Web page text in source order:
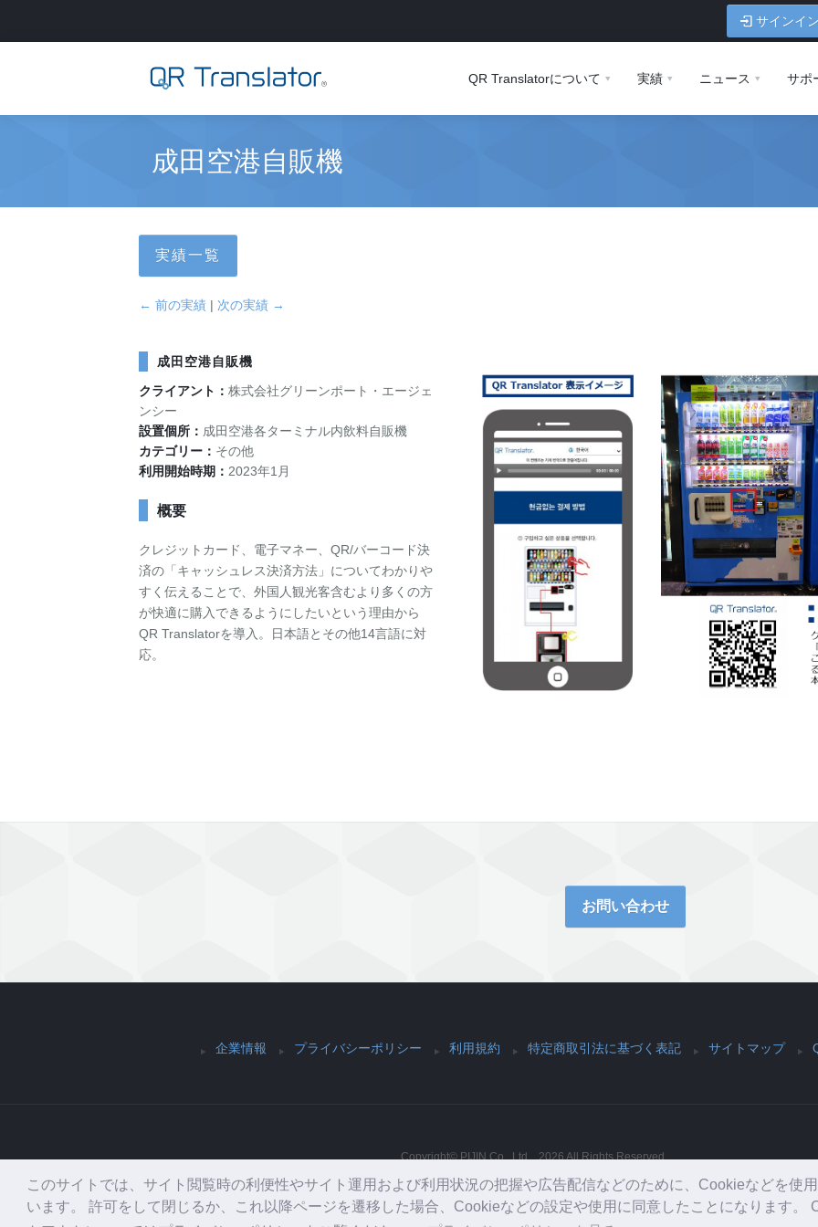
このサイトでは、サイト閲覧時の利便性やサイト運用および利用状況の把握や広告配信などのために、Cookieなどを使
います。 許可をして閉じるか、これ以降ページを遷移した場合、Cookieなどの設定や使用に同意したことになります。
サインイ
QR Translatorについて 実績 ニュース サポ
サインイン
QR Translatorについて
本番利用までの流れ
資料ダウンロード
インタビュー
プレスリリース
アップデート情報
ブログ
サポート
マニュアル
Q&A
お問い合わせ
English
成田空港自販機
実績一覧
← 前の実績 | 次の実績 →
成田空港自販機
クライアント： 株式会社グリーンポート・エージェ
ンシー
設置個所： 成田空港各ターミナル内飲料自販機
カテゴリー： その他
利用開始時期： 2023年1月
概要
クレジットカード、電子マネー、QR/バーコード決
済の「キャッシュレス決済方法」についてわかりや
すく伝えることで、外国人観光客含むより多くの方
が快適に購入できるようにしたいという理由から
QR Translatorを導入。日本語とその他14言語に対
応。
お問い合わせ
企業情報 プライバシーポリシー 利用規約 特定商取引法に基づく表記 サイトマップ
Copyright© PIJIN Co., Ltd. , 2026 All Rights Reserved.